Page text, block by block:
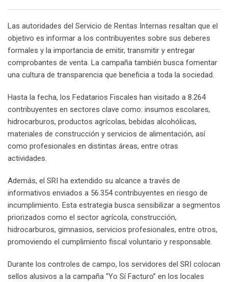
Las autoridades del Servicio de Rentas Internas resaltan que el
objetivo es informar a los contribuyentes sobre sus deberes
formales y la importancia de emitir, transmitir y entregar
comprobantes de venta. La campaña también busca fomentar
una cultura de transparencia que beneficia a toda la sociedad.
Hasta la fecha, los Fedatarios Fiscales han visitado a 8.264
contribuyentes en sectores clave como: insumos escolares,
hidrocarburos, productos agrícolas, bebidas alcohólicas,
materiales de construcción y servicios de alimentación, así
como profesionales en distintas áreas, entre otras
actividades.
Además, el SRI ha extendido su alcance a través de
informativos enviados a 56.354 contribuyentes en riesgo de
incumplimiento. Esta estrategia busca sensibilizar a segmentos
priorizados como el sector agrícola, construcción,
hidrocarburos, gimnasios, servicios profesionales, entre otros,
promoviendo el cumplimiento fiscal voluntario y responsable.
Durante los controles de campo, los servidores del SRI colocan
sellos alusivos a la campaña “Yo Sí Facturo” en los locales